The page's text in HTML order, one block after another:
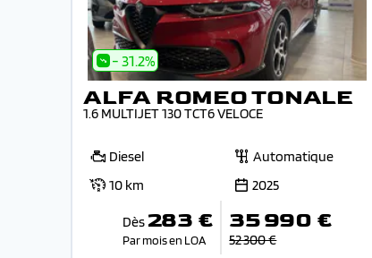
- 31.2%
ALFA ROMEO TONALE
1.6 MULTIJET 130 TCT6 VELOCE
Diesel
Automatique
10 km
2025
Dès 283 €
Par mois en LOA
35 990 €
52 300 €